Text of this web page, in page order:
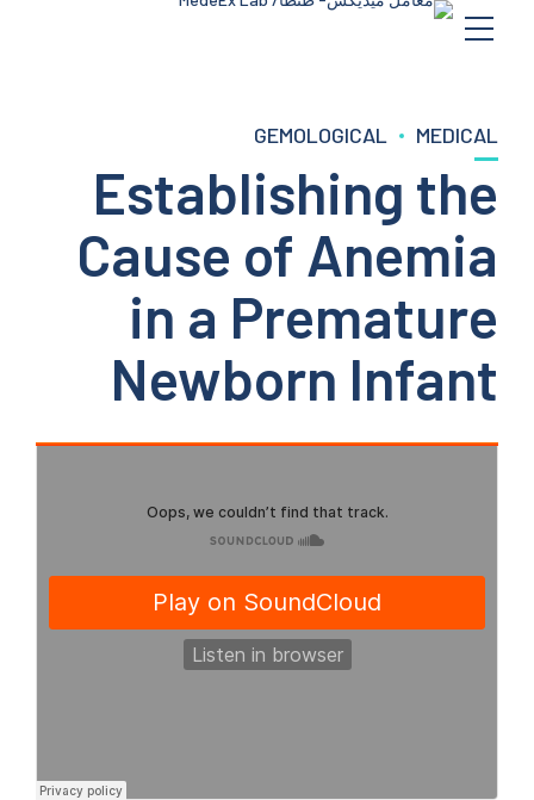
GEMOLOGICAL MEDICAL
Establishing the
Cause of Anemia
in a Premature
Newborn Infant